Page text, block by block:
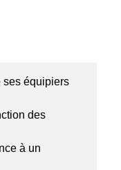
ses équipiers
des
à un